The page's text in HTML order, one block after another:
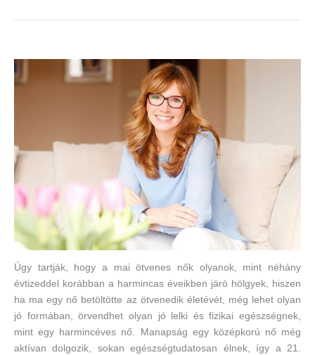
Úgy tartják, hogy a mai ötvenes nők olyanok, mint néhány
évtizeddel korábban a harmincas éveikben járó hölgyek, hiszen
ha ma egy nő betöltötte az ötvenedik életévét, még lehet olyan
jó formában, örvendhet olyan jó lelki és fizikai egészségnek,
mint egy harmincéves nő. Manapság egy középkorú nő még
aktívan dolgozik, sokan egészségtudatosan élnek, így a 21.